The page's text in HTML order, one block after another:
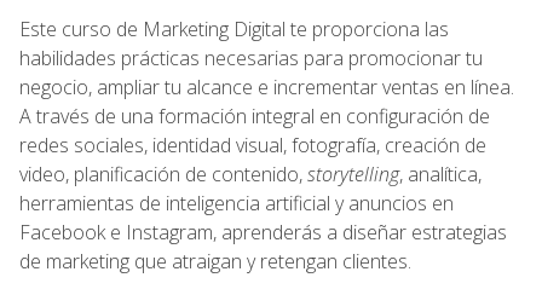
Este curso de Marketing Digital te proporciona las
habilidades prácticas necesarias para promocionar tu
negocio, ampliar tu alcance e incrementar ventas en línea.
A través de una formación integral en configuración de
redes sociales, identidad visual, fotografía, creación de
video, planificación de contenido,storytelling, analítica,
herramientas de inteligencia artificial y anuncios en
Facebook e Instagram, aprenderás a diseñar estrategias
de marketing que atraigan y retengan clientes.